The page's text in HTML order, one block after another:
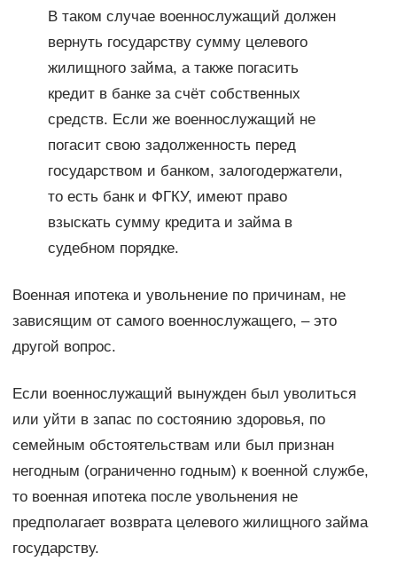
В таком случае военнослужащий должен
вернуть государству сумму целевого
жилищного займа, а также погасить
кредит в банке за счёт собственных
средств. Если же военнослужащий не
погасит свою задолженность перед
государством и банком, залогодержатели,
то есть банк и ФГКУ, имеют право
взыскать сумму кредита и займа в
судебном порядке.
Военная ипотека и увольнение по причинам, не
зависящим от самого военнослужащего, – это
другой вопрос.
Если военнослужащий вынужден был уволиться
или уйти в запас по состоянию здоровья, по
семейным обстоятельствам или был признан
негодным (ограниченно годным) к военной службе,
то военная ипотека после увольнения не
предполагает возврата целевого жилищного займа
государству.